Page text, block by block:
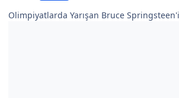
Olimpiyatlarda Yarışan Bruce